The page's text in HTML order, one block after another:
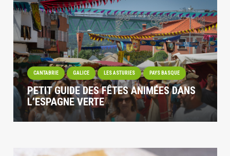
CANTABRIE GALICE LES ASTURIES PAYS BASQUE
PETIT GUIDE DES FÊTES ANIMÉES DANS
L’ESPAGNE VERTE